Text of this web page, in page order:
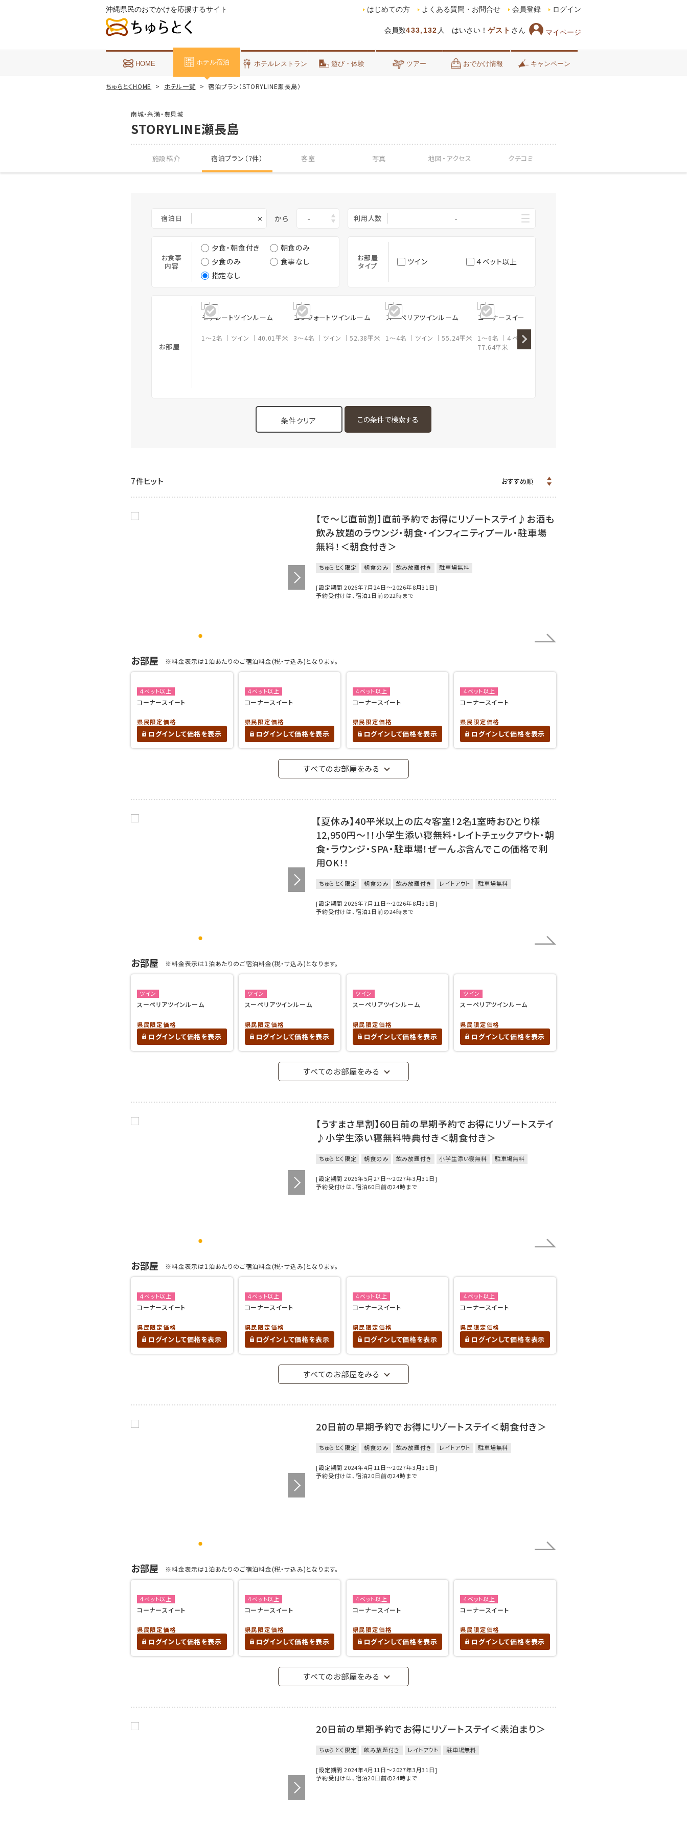
沖縄県民のおでかけを応援するサイト
会員数433,132 人 はいさい！ ゲスト さん マイページ
はじめての方 よくある質問・お問合せ 会員登録 ログイン
HOME ホテル宿泊 ホテルレストラン 遊び・体験 ツアー おでかけ情報 キャンペーン
ちゅらとくHOME ホテル一覧 宿泊プラン（STORYLINE瀬長島）
南城・糸満・豊見城
STORYLINE瀬長島
施設紹介 宿泊プラン（7件） 客室 写真 地図・ アクセス クチコミ
宿泊日 × から 利用人数 -
お食事
内容
夕食・朝食付き
朝食のみ
夕食のみ
食事なし
指定なし
お部屋
タイプ
ツイン ４ベット以上
お部屋
モデレートツインルーム
1～2名 ツイン 40.01平米
コンフォートツインルーム
3～4名 ツイン 52.38平米
スーペリアツインルーム
1～4名 ツイン 55.24平米
コーナースイート
1～6名
４ベット以上
77.64平米
条件クリア
7件ヒット
【で～じ直前割】直前予約でお得にリゾートステイ♪お酒も
飲み放題のラウンジ・朝食・インフィニティプール・駐車場
無料！＜朝食付き＞
ちゅらとく限定 朝食のみ 飲み放題付き 駐車場無料
[設定期間 2026年7月24日～2026年8月31日]
予約受付けは、宿泊1日前の22時まで
お部屋 ※料金表示は1泊あたりのご宿泊料金(税・サ込み)となります。
４ベット以上
コーナースイート
県民限定価格
ログインして価格を表示
４ベット以上
コーナースイート
県民限定価格
ログインして価格を表示
４ベット以上
コーナースイート
県民限定価格
ログインして価格を表示
４ベット以上
コーナースイート
県民限定価格
ログインして価格を表示
すべてのお部屋をみる
【夏休み】40平米以上の広々客室！2名1室時おひとり様
12,950円～！！小学生添い寝無料・レイトチェックアウト・朝
食・ラウンジ・SPA・駐車場！ぜーんぶ含んでこの価格で利
用OK！！
ちゅらとく限定 朝食のみ 飲み放題付き レイトアウト 駐車場無料
[設定期間 2026年7月11日～2026年8月31日]
予約受付けは、宿泊1日前の24時まで
お部屋 ※料金表示は1泊あたりのご宿泊料金(税・サ込み)となります。
ツイン
スーペリアツインルーム
県民限定価格
ログインして価格を表示
ツイン
スーペリアツインルーム
県民限定価格
ログインして価格を表示
ツイン
スーペリアツインルーム
県民限定価格
ログインして価格を表示
ツイン
スーペリアツインルーム
県民限定価格
ログインして価格を表示
すべてのお部屋をみる
【うすまさ早割】60日前の早期予約でお得にリゾートステイ
♪小学生添い寝無料特典付き＜朝食付き＞
ちゅらとく限定 朝食のみ 飲み放題付き 小学生添い寝無料 駐車場無料
[設定期間 2026年5月27日～2027年3月31日]
予約受付けは、宿泊60日前の24時まで
お部屋 ※料金表示は1泊あたりのご宿泊料金(税・サ込み)となります。
４ベット以上
コーナースイート
県民限定価格
ログインして価格を表示
４ベット以上
コーナースイート
県民限定価格
ログインして価格を表示
４ベット以上
コーナースイート
県民限定価格
ログインして価格を表示
４ベット以上
コーナースイート
県民限定価格
ログインして価格を表示
すべてのお部屋をみる
20日前の早期予約でお得にリゾートステイ＜朝食付き＞
ちゅらとく限定 朝食のみ 飲み放題付き レイトアウト 駐車場無料
[設定期間 2024年4月11日～2027年3月31日]
予約受付けは、宿泊20日前の24時まで
お部屋 ※料金表示は1泊あたりのご宿泊料金(税・サ込み)となります。
４ベット以上
コーナースイート
県民限定価格
ログインして価格を表示
４ベット以上
コーナースイート
県民限定価格
ログインして価格を表示
４ベット以上
コーナースイート
県民限定価格
ログインして価格を表示
４ベット以上
コーナースイート
県民限定価格
ログインして価格を表示
すべてのお部屋をみる
20日前の早期予約でお得にリゾートステイ＜素泊まり＞
ちゅらとく限定 飲み放題付き レイトアウト 駐車場無料
[設定期間 2024年4月11日～2027年3月31日]
予約受付けは、宿泊20日前の24時まで